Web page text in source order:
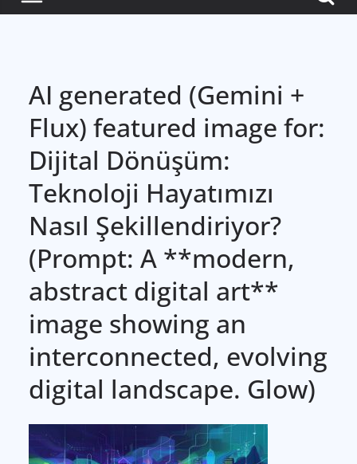
AI generated (Gemini +
Flux) featured image for:
Dijital Dönüşüm:
Teknoloji Hayatımızı
Nasıl Şekillendiriyor?
(Prompt: A **modern,
abstract digital art**
image showing an
interconnected, evolving
digital landscape. Glow)